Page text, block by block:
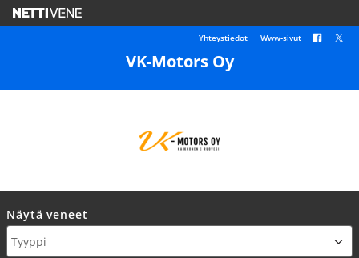
VK-Motors Oy
Yhteystiedot Www-sivut
Näytä veneet